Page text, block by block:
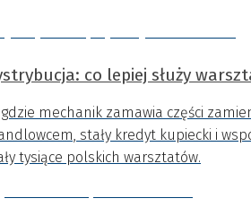
co lepiej służy
mechanik zamawia części
stały kredyt kupiecki i
tysiące polskich warsztatów.